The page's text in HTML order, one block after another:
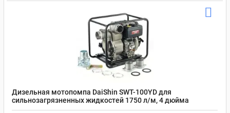
Дизельная мотопомпа DaiShin SWT-100YD для
сильнозагрязненных жидкостей 1750 л/м, 4 дюйма
(100мм)